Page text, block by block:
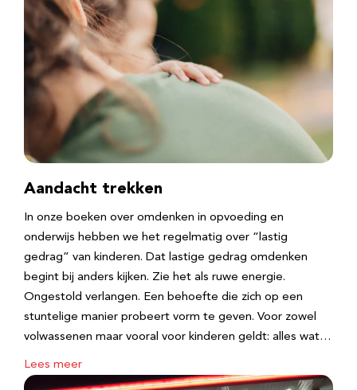
Aandacht trekken
In onze boeken over omdenken in opvoeding en
onderwijs hebben we het regelmatig over “lastig
gedrag” van kinderen. Dat lastige gedrag omdenken
begint bij anders kijken. Zie het als ruwe energie.
Ongestold verlangen. Een behoefte die zich op een
stuntelige manier probeert vorm te geven. Voor zowel
volwassenen maar vooral voor kinderen geldt: alles wat…
Lees meer